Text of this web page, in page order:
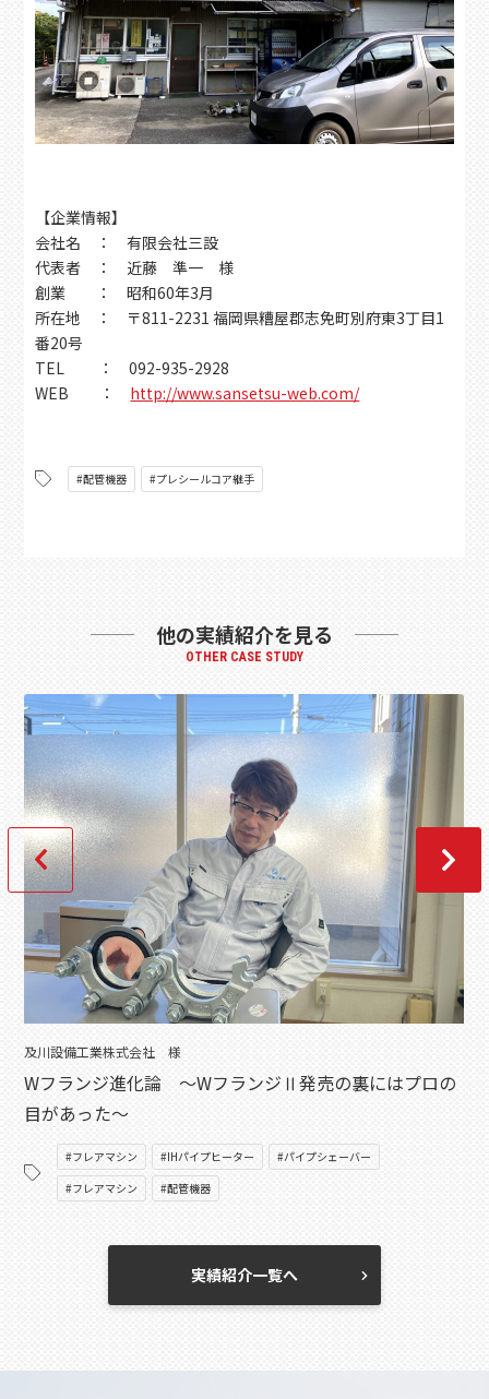
【企業情報】
会社名 ： 有限会社三設
代表者 ： 近藤 準一 様
創業 ： 昭和60年3月
所在地 ： 〒811-2231 福岡県糟屋郡志免町別府東3丁目1
番20号
TEL ： 092-935-2928
WEB ： http://www.sansetsu-web.com/
#配管機器 #プレシールコア継手
他の実績紹介を見る
OTHER CASE STUDY
及川設備工業株式会社 様
Wフランジ進化論 ～WフランジⅡ発売の裏にはプロの
目があった～
#フレアマシン #IHパイプヒーター
#パイプシェーバー
#フレアマシン
#配管機器
実績紹介一覧へ